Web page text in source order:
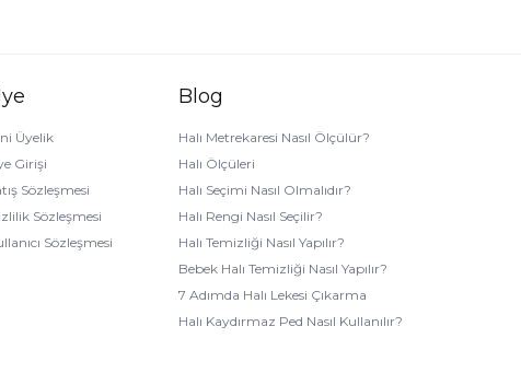
Üyelik
Girişi
Sözleşmesi
Sözleşmesi
Sözleşmesi
Blog
Halı Metrekaresi Nasıl Ölçülür?
Halı Ölçüleri
Halı Seçimi Nasıl Olmalıdır?
Halı Rengi Nasıl Seçilir?
Halı Temizliği Nasıl Yapılır?
Bebek Halı Temizliği Nasıl Yapılır?
7 Adımda Halı Lekesi Çıkarma
Halı Kaydırmaz Ped Nasıl Kullanılır?